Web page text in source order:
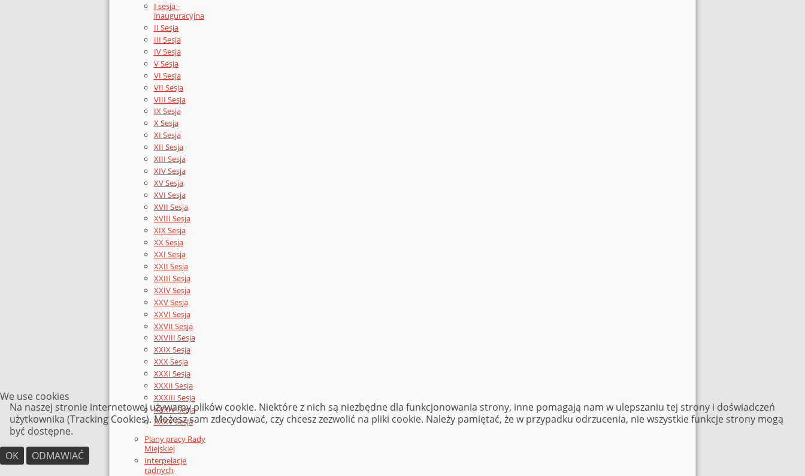
I sesja -
inauguracyjna
II Sesja
III Sesja
IV Sesja
V Sesja
VI Sesja
VII Sesja
VIII Sesja
IX Sesja
X Sesja
XI Sesja
XII Sesja
XIII Sesja
XIV Sesja
XV Sesja
XVI Sesja
XVII Sesja
XVIII Sesja
XIX Sesja
XX Sesja
XXI Sesja
XXII Sesja
XXIII Sesja
XXIV Sesja
XXV Sesja
XXVI Sesja
XXVII Sesja
XXVIII Sesja
XXIX Sesja
XXX Sesja
XXXI Sesja
XXXII Sesja
XXXIII Sesja
XXXIV Sesja
XXXV Sesja
Plany pracy Rady
Miejskiej
Interpelacje
radnych
We use cookies
Na naszej stronie internetowej używamy plików cookie. Niektóre z nich są niezbędne dla funkcjonowania strony, inne pomagają nam w ulepszaniu tej strony i doświadczeń
użytkownika (Tracking Cookies). Możesz sam zdecydować, czy chcesz zezwolić na pliki cookie. Należy pamiętać, że w przypadku odrzucenia, nie wszystkie funkcje strony mogą
być dostępne.
OK
ODMAWIAĆ